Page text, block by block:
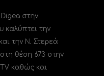
στην
καλύπτει την
την Ν. Στερεά
θέση 673 στην
καθώς και